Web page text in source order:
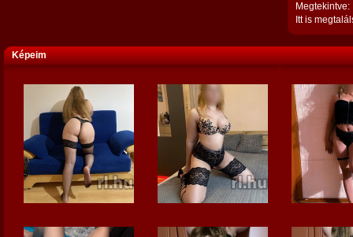
Megtekintve:
Itt is
Képeim